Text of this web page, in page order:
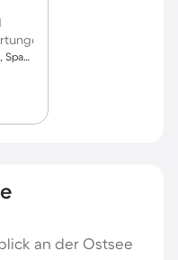
Campo Internacional, Maspalomas, Spanien
an der Ostsee